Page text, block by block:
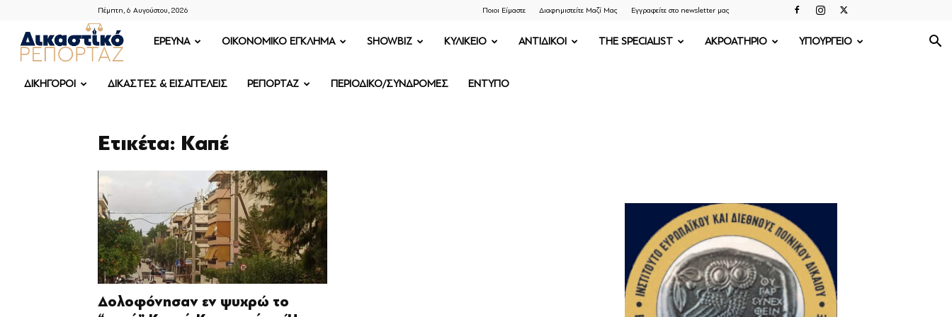
Πέμπτη, 6 Αυγούστου, 2026 Ποιοι Είμαστε Διαφημιστείτε Μαζί Μας Εγγραφείτε στο newsletter μας
ΔΙΚΑΣΤΙΚΟ
ΡΕΠΟΡΤΑΖ
ΕΡΕΥΝΑ OIKONOMIKO ΕΓΚΛΗΜΑ SHOWBIZ ΚΥΛΙΚΕΙΟ ΑΝΤΙΔΙΚΟΙ THE SPECIALIST ΑΚΡΟΑΤΗΡΙΟ ΥΠΟΥΡΓΕΙΟ
ΔΙΚΗΓΟΡΟΙ ΔΙΚΑΣΤΕΣ & ΕΙΣΑΓΓΕΛΕΙΣ ΡΕΠΟΡΤΑΖ ΠΕΡΙΟΔΙΚΟ/ΣΥΝΔΡΟΜΕΣ ΕΝΤΥΠΟ
Ετικέτα: Καπέ
Δολοφόνησαν εν ψυχρώ το